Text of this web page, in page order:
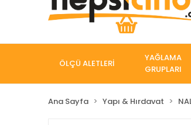
ÖLÇÜ ALETLERİ
YAĞLAMA
GRUPLARI
Ana Sayfa Yapı & Hırdavat